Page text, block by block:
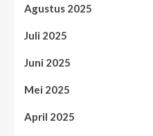
Agustus 2025
Juli 2025
Juni 2025
Mei 2025
April 2025